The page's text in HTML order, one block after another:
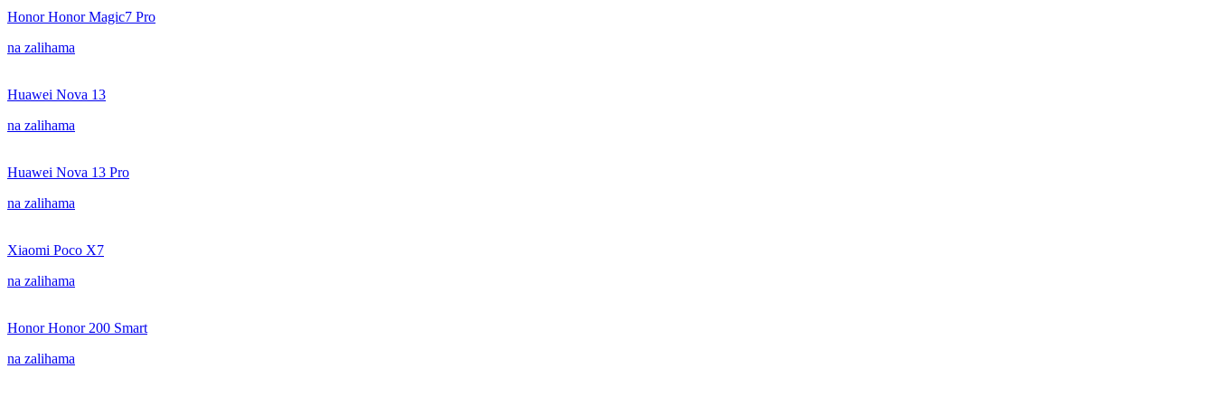
Honor Honor Magic7 Pro
na zalihama
Huawei Nova 13
na zalihama
Huawei Nova 13 Pro
na zalihama
Xiaomi Poco X7
na zalihama
Honor Honor 200 Smart
na zalihama